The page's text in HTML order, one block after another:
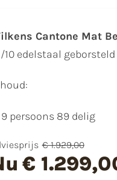
Cantone Mat
10 edelstaal geborsteld
9 persoons 89 delig
€ 1.929,00
€